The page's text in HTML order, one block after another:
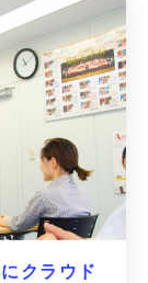
クラウド